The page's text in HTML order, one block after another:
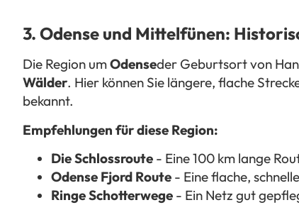
3. Odense und Mittelfünen:
Die Region umOdenseder Geburtsort von
Wälder. Hier können Sie längere, flache
bekannt.
Empfehlungen für diese Region:
Die Schlossroute - Eine 100 km lange
Odense Fjord Route - Eine flache,
Ringe Schotterwege - Ein Netz gut